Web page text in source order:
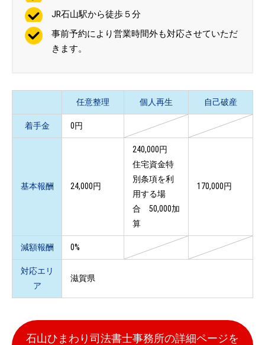
JR石山駅から徒歩５分
事前予約により営業時間外も対応させていただ
きます。
任意整理 個人再生 自己破産
着手金 0円
基本報酬 24,000円
240,000円
住宅資金特
別条項を利
用する場
合 50,000加
算
170,000円
減額報酬 0%
対応エリ
ア
滋賀県
石山ひまわり司法書士事務所の詳細ページを